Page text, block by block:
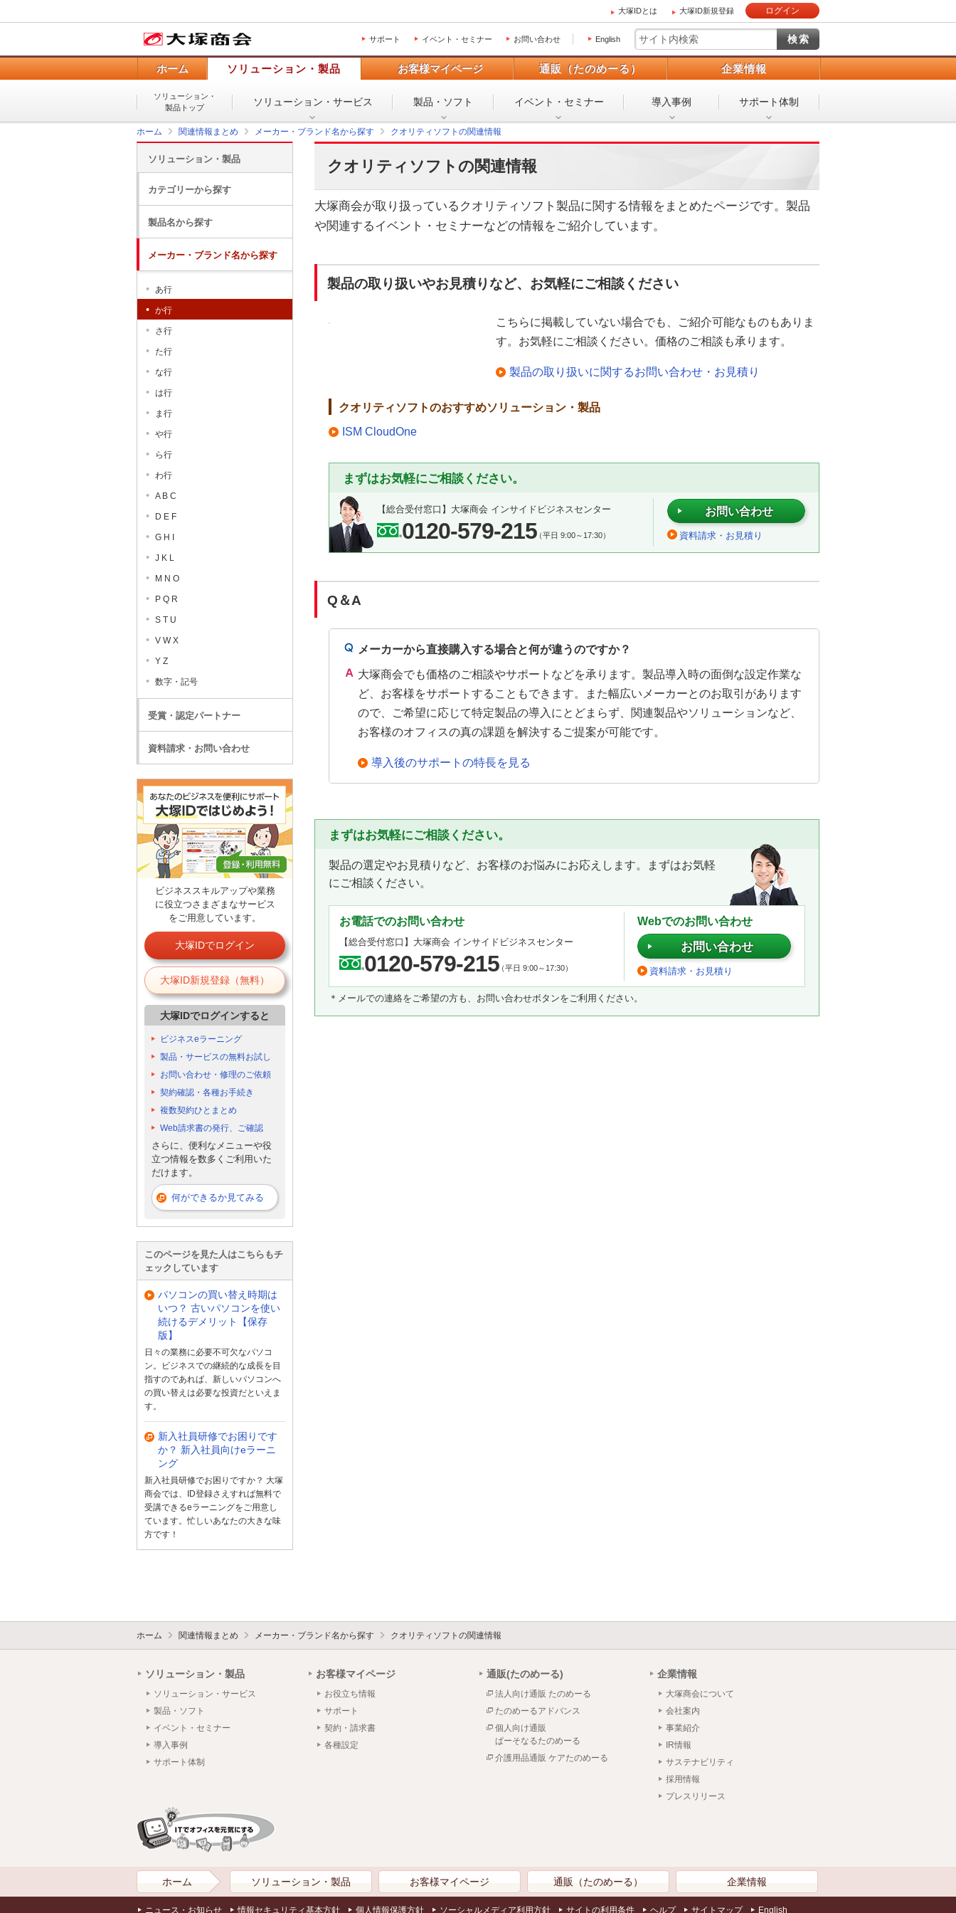
大塚IDとは 大塚ID新規登録 ログイン
サポート イベント・セミナー お問い合わせ English
ホーム ソリューション・製品 お客様マイページ 通販（たのめーる） 企業情報
ソリューション・
製品トップ
ソリューション・ サービス 製品・ソフト イベント・ セミナー 導入事例 サポート体制
ホーム 関連情報まとめ メーカー・ブランド名から探す クオリティソフトの関連情報
クオリティソフトの関連情報
大塚商会が取り扱っているクオリティソフト製品に関する情報をまとめたページです。製品
や関連するイベント・セミナーなどの情報をご紹介しています。
製品の取り扱いやお見積りなど、お気軽にご相談ください
こちらに掲載していない場合でも、ご紹介可能なものもありま
す。お気軽にご相談ください。価格のご相談も承ります。
製品の取り扱いに関するお問い合わせ・お見積り
クオリティソフトのおすすめソリューション・製品
ISM CloudOne
まずはお気軽にご相談ください。
【総合受付窓口】 大塚商会 インサイドビジネスセンター
0120-579-215（平日 9:00～17:30）
お問い合わせ
資料請求・お見積り
Q＆A
メーカーから直接購入する場合と何が違うのですか？
大塚商会でも価格のご相談やサポートなどを承ります。製品導入時の面倒な設定作業な
ど、お客様をサポートすることもできます。また幅広いメーカーとのお取引があります
ので、ご希望に応じて特定製品の導入にとどまらず、関連製品やソリューションなど、
お客様のオフィスの真の課題を解決するご提案が可能です。
導入後のサポートの特長を見る
まずはお気軽にご相談ください。
製品の選定やお見積りなど、お客様のお悩みにお応えします。まずはお気軽
にご相談ください。
お電話でのお問い合わせ
【総合受付窓口】 大塚商会 インサイドビジネスセンター
0120-579-215（平日 9:00～17:30）
Webでのお問い合わせ
お問い合わせ
資料請求・お見積り
＊メールでの連絡をご希望の方も、お問い合わせボタンをご利用ください。
ソリューション・製品
カテゴリーから探す
製品名から探す
メーカー・ブランド名から探す
あ行
か行
さ行
た行
な行
は行
ま行
や行
ら行
わ行
A B C
D E F
G H I
J K L
M N O
P Q R
S T U
V W X
Y Z
数字・記号
受賞・認定パートナー
資料請求・お問い合わせ
ビジネススキルアップや業務
に役立つさまざまなサービス
をご用意しています。
大塚IDでログイン
大塚ID新規登録（無料）
大塚IDでログインすると
ビジネスeラーニング
製品・サービスの無料お試し
お問い合わせ・修理のご依頼
契約確認・各種お手続き
複数契約ひとまとめ
Web請求書の発行、ご確認
さらに、便利なメニューや役
立つ情報を数多くご利用いた
だけます。
何ができるか見てみる
このページを見た人はこちらもチ
ェックしています
パソコンの買い替え時期は
いつ？ 古いパソコンを使い
続けるデメリット【保存
版】
日々の業務に必要不可欠なパソコ
ン。ビジネスでの継続的な成長を目
指すのであれば、新しいパソコンへ
の買い替えは必要な投資だといえま
す。
新入社員研修でお困りです
か？ 新入社員向けeラーニ
ング
新入社員研修でお困りですか？ 大塚
商会では、ID登録さえすれば無料で
受講できるeラーニングをご用意し
ています。忙しいあなたの大きな味
方です！
ホーム 関連情報まとめ メーカー・ブランド名から探す クオリティソフトの関連情報
ソリューション・製品
ソリューション・サービス
製品・ソフト
イベント・セミナー
導入事例
サポート体制
お客様マイページ
お役立ち情報
サポート
契約・請求書
各種設定
通販(たのめーる)
法人向け通販 たのめーる
たのめーるアドバンス
個人向け通販
ぱーそなるたのめーる
介護用品通販 ケアたのめーる
企業情報
大塚商会について
会社案内
事業紹介
IR情報
サステナビリティ
採用情報
プレスリリース
ホーム ソリューション・製品 お客様マイページ 通販（たのめーる） 企業情報
ニュース・お知らせ 情報セキュリティ基本方針 個人情報保護方針 ソーシャルメディア利用方針 サイトの利用条件 ヘルプ サイトマップ English